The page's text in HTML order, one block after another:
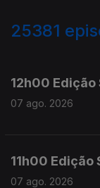
25381
12h00 Edição
07 ago. 2026
11h00 Edição
07 ago. 2026